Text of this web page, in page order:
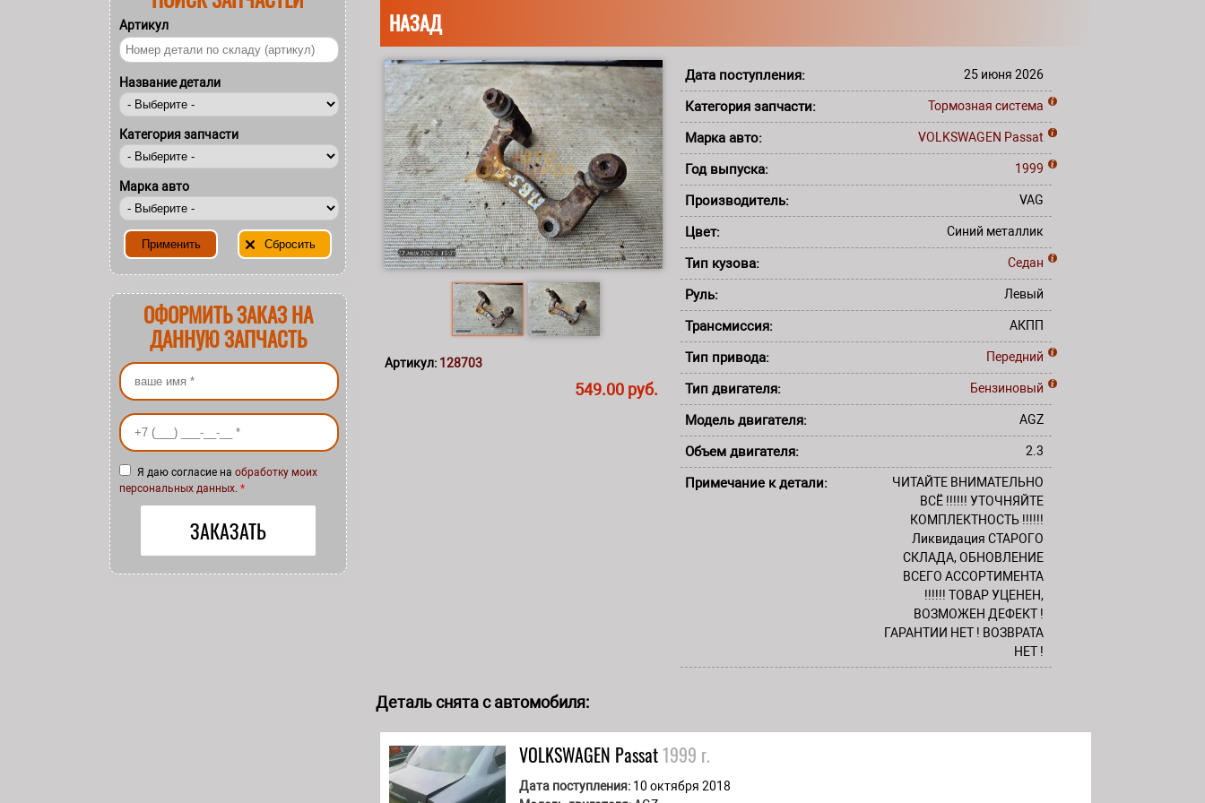
НАЗАД
Артикул: 128703
549.00 руб.
Дата поступления: 25 июня 2026
Категория запчасти: Тормозная система
Марка авто: VOLKSWAGEN Passat
Год выпуска: 1999
Производитель: VAG
Цвет: Синий металлик
Тип кузова: Седан
Руль: Левый
Трансмиссия: АКПП
Тип привода: Передний
Тип двигателя: Бензиновый
Модель двигателя: AGZ
Объем двигателя: 2.3
Примечание к детали:
ЧИТАЙТЕ ВНИМАТЕЛЬНО
ВСЁ !!!!!! УТОЧНЯЙТЕ
КОМПЛЕКТНОСТЬ !!!!!!
Ликвидация СТАРОГО
СКЛАДА, ОБНОВЛЕНИЕ
ВСЕГО АССОРТИМЕНТА
!!!!!! ТОВАР УЦЕНЕН,
ВОЗМОЖЕН ДЕФЕКТ !
ГАРАНТИИ НЕТ ! ВОЗВРАТА
НЕТ !
Деталь снята с автомобиля:
VOLKSWAGEN Passat1999 г.
Дата поступления: 10 октября 2018
Артикул
Название детали
Категория запчасти
Марка авто
ОФОРМИТЬ ЗАКАЗ НА
ДАННУЮ ЗАПЧАСТЬ
Ваше имя
Ваш номер телефона
Я даю согласие на обработку моих
персональных данных. *